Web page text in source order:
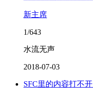
新主席
1/643
水流无声
2018-07-03
SFC里的内容打不